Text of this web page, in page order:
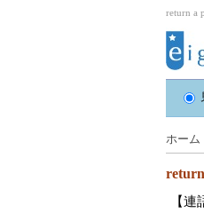
return a
ホーム
【連